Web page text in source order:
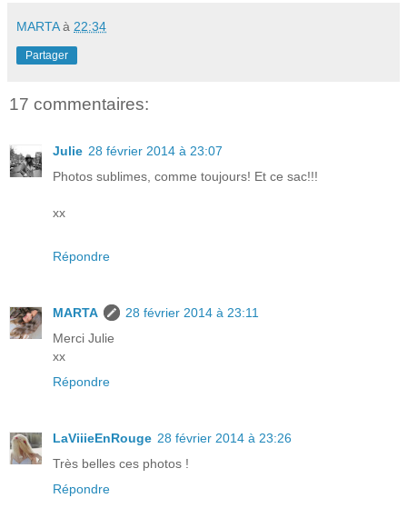
MARTA à 22:34
Partager
17 commentaires:
Julie 28 février 2014 à 23:07
Photos sublimes, comme toujours! Et ce sac!!!
xx
Répondre
MARTA
28 février 2014 à 23:11
Merci Julie
xx
Répondre
LaViiieEnRouge 28 février 2014 à 23:26
Très belles ces photos !
Répondre